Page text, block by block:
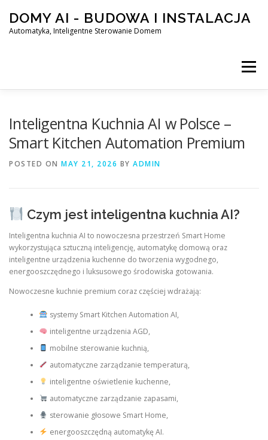
content
DOMY AI - BUDOWA I INSTALACJA
Automatyka, Inteligentne Sterowanie Domem
Menu
Inteligentna Kuchnia AI w Polsce –
Smart Kitchen Automation Premium
POSTED ON MAY 21, 2026 BY ADMIN
Czym jest inteligentna kuchnia AI?
Inteligentna kuchnia AI to nowoczesna przestrzeń Smart Home
wykorzystująca sztuczną inteligencję, automatykę domową oraz
inteligentne urządzenia kuchenne do tworzenia wygodnego,
energooszczędnego i luksusowego środowiska gotowania.
Nowoczesne kuchnie premium coraz częściej wdrażają:
systemy Smart Kitchen Automation AI,
inteligentne urządzenia AGD,
mobilne sterowanie kuchnią,
automatyczne zarządzanie temperaturą,
inteligentne oświetlenie kuchenne,
automatyczne zarządzanie zapasami,
sterowanie głosowe Smart Home,
energooszczędną automatykę AI.